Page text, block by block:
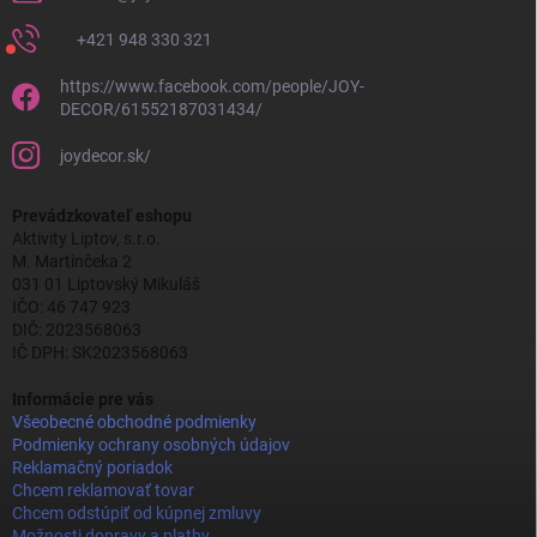
+421 948 330 321
https://www.facebook.com/people/JOY-
DECOR/61552187031434/
joydecor.sk/
Prevádzkovateľ eshopu
Aktivity Liptov, s.r.o.
M. Martinčeka 2
031 01 Liptovský Mikuláš
IČO: 46 747 923
DIČ: 2023568063
IČ DPH: SK2023568063
Informácie pre vás
Všeobecné obchodné podmienky
Podmienky ochrany osobných údajov
Reklamačný poriadok
Chcem reklamovať tovar
Chcem odstúpiť od kúpnej zmluvy